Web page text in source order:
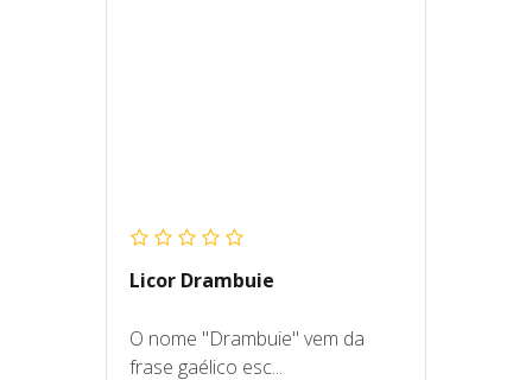
Licor Drambuie
O nome "Drambuie" vem da
frase gaélico esc...